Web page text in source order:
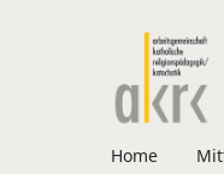
Home